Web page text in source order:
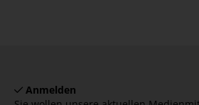
Anmelden